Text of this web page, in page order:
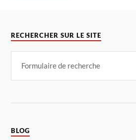
RECHERCHER SUR LE SITE
BLOG